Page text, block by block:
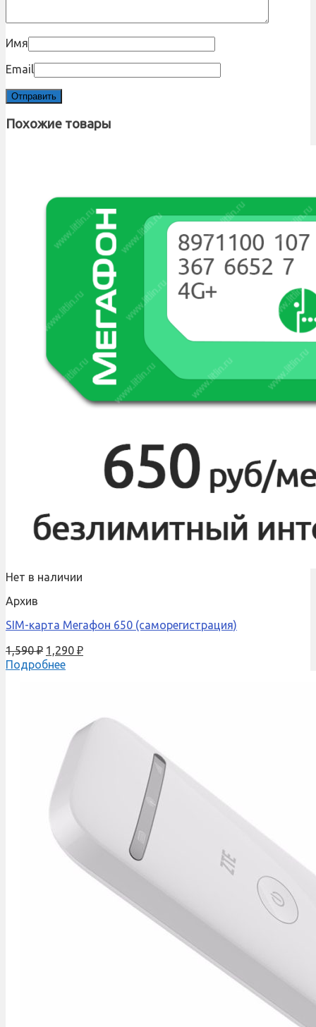
Имя
Email
Похожие товары
Нет в наличии
Архив
SIM-карта Мегафон 650 (саморегистрация)
1,590₽ 1,290 ₽
Подробнее